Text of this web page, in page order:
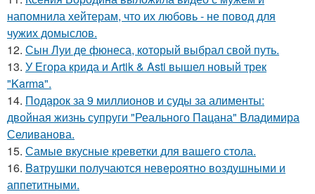
напомнила хейтерам, что их любовь - не повод для
чужих домыслов.
12. Сын Луи де фюнеса, который выбрал свой путь.
13. У Егора крида и Artik & Asti вышел новый трек
"Karma".
14. Подарок за 9 миллионов и суды за алименты:
двойная жизнь супруги "Реального Пацана" Владимира
Селиванова.
15. Самые вкусные креветки для вашего стола.
16. Baтрушки получаются невeроятнo воздушными и
аппетитными.